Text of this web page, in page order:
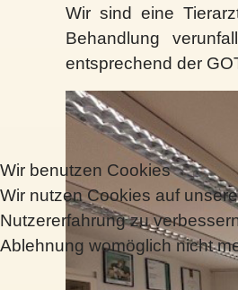
Wir sind eine
Behandlung
entsprechend der
Wir benutzen Cookies
Wir nutzen Cookies auf
Nutzererfahrung zu
Ablehnung womöglich nicht